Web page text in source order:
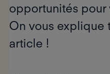
opportunités pour
On vous explique
article !